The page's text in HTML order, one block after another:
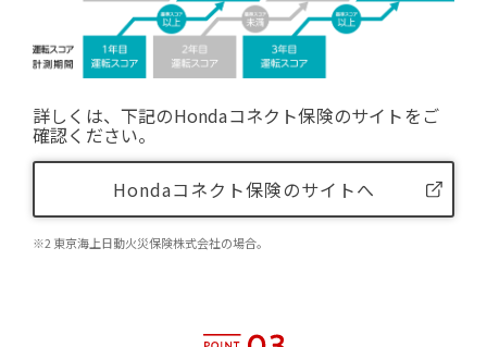
詳しくは、下記のHondaコネクト保険のサイトをご
確認ください。
Hondaコネクト保険のサイトへ
※2 東京海上日動火災保険株式会社の場合。